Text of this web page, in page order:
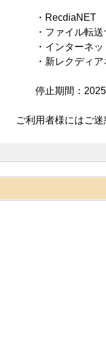
・RecdiaNET
・ファイル転送
・インターネット
・新レクディア
停止期間：2025
ご利用者様にはご